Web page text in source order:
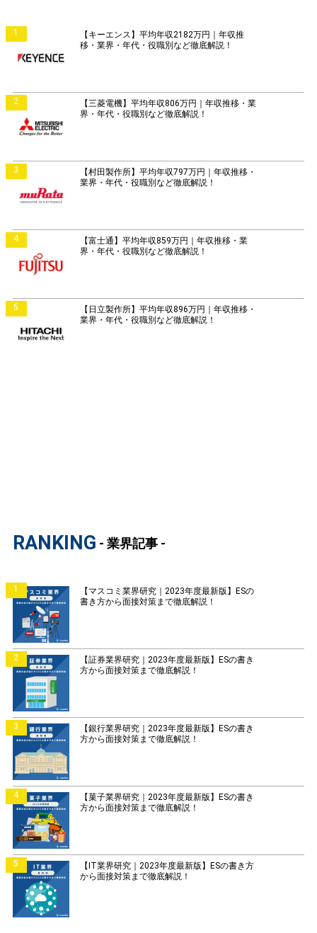
1
【キーエンス】平均年収2182万円｜年収推
移・業界・年代・役職別など徹底解説！
2
【三菱電機】平均年収806万円｜年収推移・業
界・年代・役職別など徹底解説！
3
【村田製作所】平均年収797万円｜年収推移・
業界・年代・役職別など徹底解説！
4
【富士通】平均年収859万円｜年収推移・業
界・年代・役職別など徹底解説！
5
【日立製作所】平均年収896万円｜年収推移・
業界・年代・役職別など徹底解説！
RANKING - 業界記事 -
1
【マスコミ業界研究｜2023年度最新版】ESの
書き方から面接対策まで徹底解説！
2
【証券業界研究｜2023年度最新版】ESの書き
方から面接対策まで徹底解説！
3
【銀行業界研究｜2023年度最新版】ESの書き
方から面接対策まで徹底解説！
4
【菓子業界研究｜2023年度最新版】ESの書き
方から面接対策まで徹底解説！
5
【IT業界研究｜2023年度最新版】ESの書き方
から面接対策まで徹底解説！